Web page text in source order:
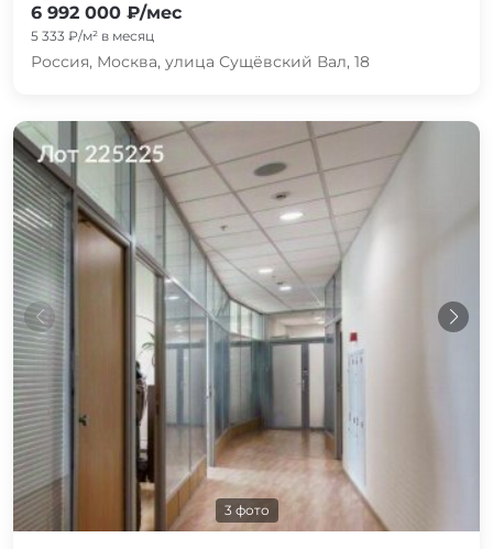
6 992 000 ₽/мес
5 333 ₽/м² в месяц
Россия, Москва, улица Сущёвский Вал, 18
3 фото